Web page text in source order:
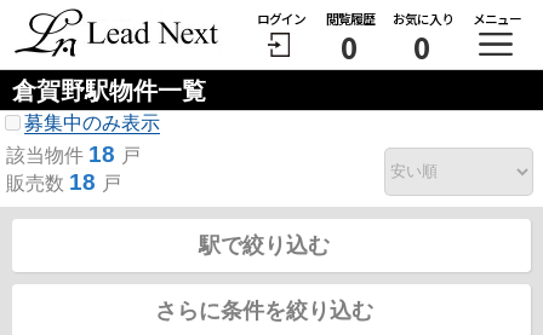
ログイン 閲覧履歴
0
お気に入り
0
メニュー
倉賀野駅物件一覧
募集中のみ表示
該当物件 18 戸
販売数 18 戸
駅で絞り込む
さらに条件を絞り込む